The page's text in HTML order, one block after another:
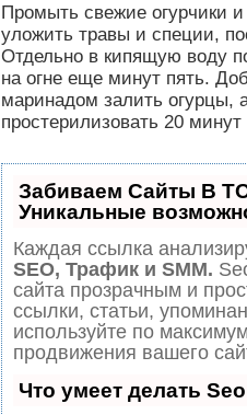
Промыть свежие огурчики
уложить травы и специи,
Отдельно в кипящую воду
на огне еще минут пять.
маринадом залить огурцы,
простерилизовать 20 минут
Забиваем Сайты В
Уникальные
Каждая ссылка
SEO, Трафик и SMM.
сайта прозрачным и
ссылки, статьи,
используйте по
продвижения вашего
Что умеет делать